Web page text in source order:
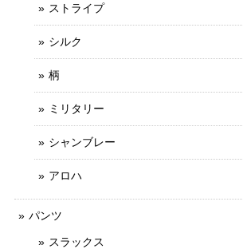
ストライプ
シルク
柄
ミリタリー
シャンブレー
アロハ
パンツ
スラックス